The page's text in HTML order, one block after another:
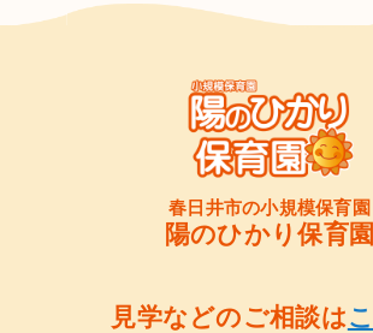
春日井市の小規模保育園
陽のひかり保育園
見学などのご相談は